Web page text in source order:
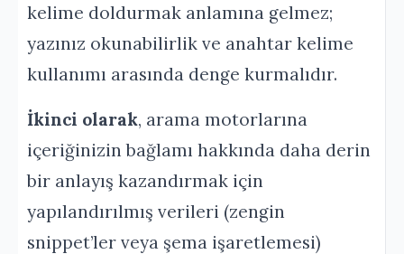
kelime doldurmak anlamına gelmez;
yazınız okunabilirlik ve anahtar kelime
kullanımı arasında denge kurmalıdır.
İkinci olarak, arama motorlarına
içeriğinizin bağlamı hakkında daha derin
bir anlayış kazandırmak için
yapılandırılmış verileri (zengin
snippet’ler veya şema işaretlemesi)